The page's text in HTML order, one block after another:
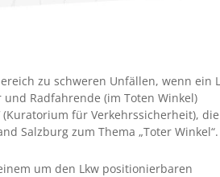
zu schweren Unfällen, wenn ein
Radfahrende (im Toten Winkel)
für Verkehrssicherheit), die
Salzburg zum Thema „Toter Winkel“.
um den Lkw positionierbaren